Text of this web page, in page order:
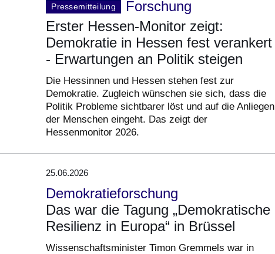
Pressemitteilung
Forschung
Erster Hessen-Monitor zeigt:
Demokratie in Hessen fest verankert
- Erwartungen an Politik steigen
Die Hessinnen und Hessen stehen fest zur
Demokratie. Zugleich wünschen sie sich, dass die
Politik Probleme sichtbarer löst und auf die Anliegen
der Menschen eingeht. Das zeigt der
Hessenmonitor 2026.
25.06.2026
Demokratieforschung
Das war die Tagung „Demokratische
Resilienz in Europa“ in Brüssel
Wissenschaftsminister Timon Gremmels war in